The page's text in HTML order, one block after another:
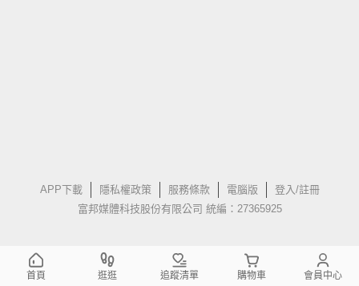
APP下載 隱私權政策 服務條款 電腦版
登入/註冊
富邦媒體科技股份有限公司 統編：27365925
首頁 逛逛 追蹤清單 購物車 會員中心